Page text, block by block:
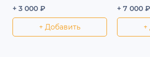
+ 3 000 ₽
+ Добавить
+ 7 000 ₽
+